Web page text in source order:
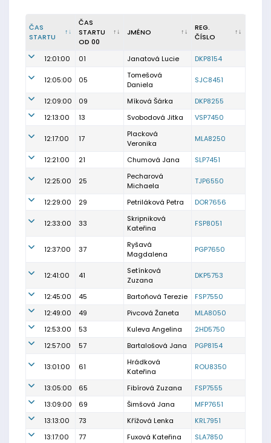
ČAS
STARTU
ČAS
STARTU
OD 00
JMÉNO
REG.
ČÍSLO
12:01:00 01 Janatová Lucie DKP8154
12:05:00 05
Tomešová
Daniela
SJC8451
12:09:00 09 Míková Šárka
DKP8255
12:13:00
13 Svobodová Jitka VSP7450
12:17:00 17
Placková
Veronika
MLA8250
12:21:00 21 Chumová Jana SLP7451
12:25:00 25
Pecharová
Michaela
TJP6550
12:29:00 29 Petriláková Petra DOR7656
12:33:00 33
Skripniková
Kateřina
FSP8051
12:37:00 37
Ryšavá
Magdalena
PGP7650
12:41:00 41
Setínková
Zuzana
DKP5753
12:45:00 45 Bartoňová Terezie
FSP7550
12:49:00
49 Pivcová Žaneta
MLA8050
12:53:00
53 Kuleva Angelina
2HD5750
12:57:00
57 Bartalošová Jana PGP8154
13:01:00 61
Hrádková
Kateřina
ROU8350
13:05:00 65 Fibírová Zuzana
FSP7555
13:09:00
69 Šimšová Jana
MFP7651
13:13:00
73 Křížová Lenka
KRL7951
13:17:00
77 Fuxová Kateřina
SLA7850